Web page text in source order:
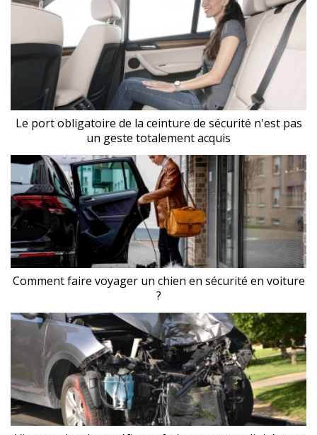
Le port obligatoire de la ceinture de sécurité n'est pas
un geste totalement acquis
Comment faire voyager un chien en sécurité en voiture
?